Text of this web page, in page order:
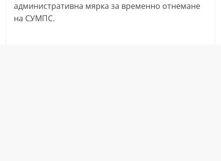
административна мярка за временно отнемане
на СУМПС.